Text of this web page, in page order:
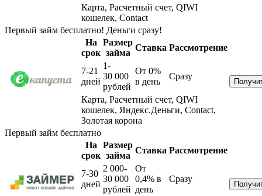
Карта, Расчетный счет, QIWI
кошелек, Contact
Первый займ бесплатно! Деньги сразу!
На
срок
Размер
займа
Ставка Рассмотрение
7-21
дней
1-
30 000
рублей
От 0%
в день
Сразу
Карта, Расчетный счет, QIWI
кошелек, Яндекс.Деньги, Contact,
Золотая корона
Первый займ бесплатно
На
срок
Размер
займа
Ставка Рассмотрение
7-30
дней
2 000-
30 000
рублей
От
0,4% в
день
Сразу